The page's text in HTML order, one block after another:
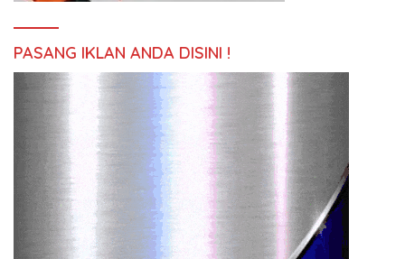
PASANG IKLAN ANDA DISINI !